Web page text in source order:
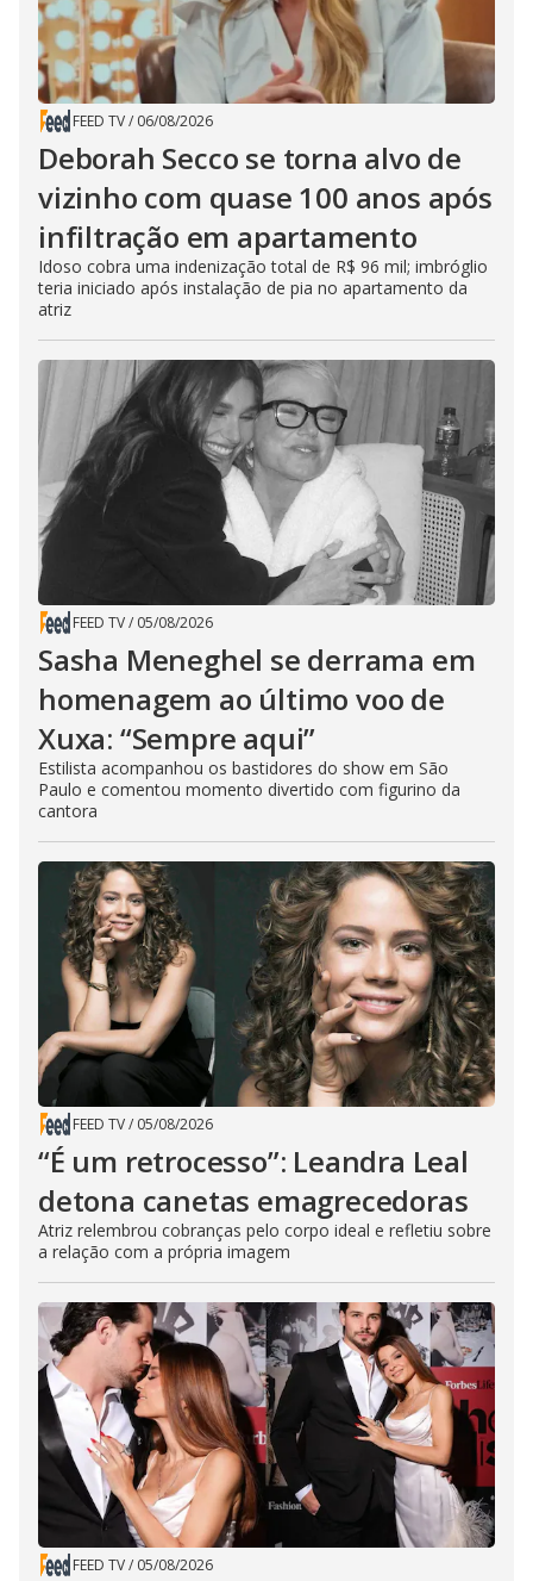
FEED TV/ 06/08/2026
Deborah Secco se torna alvo de
vizinho com quase 100 anos após
infiltração em apartamento
Idoso cobra uma indenização total de R$ 96 mil; imbróglio
teria iniciado após instalação de pia no apartamento da
atriz
FEED TV/ 05/08/2026
Sasha Meneghel se derrama em
homenagem ao último voo de
Xuxa: “Sempre aqui”
Estilista acompanhou os bastidores do show em São
Paulo e comentou momento divertido com figurino da
cantora
FEED TV/ 05/08/2026
“É um retrocesso”: Leandra Leal
detona canetas emagrecedoras
Atriz relembrou cobranças pelo corpo ideal e refletiu sobre
a relação com a própria imagem
FEED TV/ 05/08/2026